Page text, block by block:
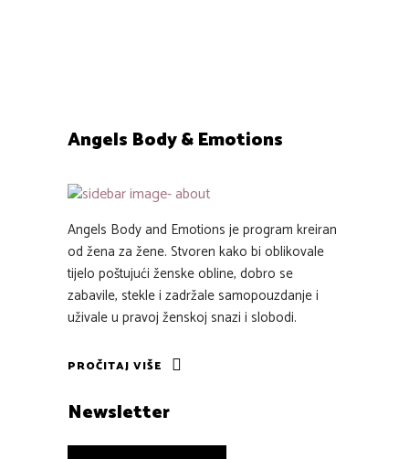
Angels Body & Emotions
Angels Body and Emotions je program kreiran
od žena za žene. Stvoren kako bi oblikovale
tijelo poštujući ženske obline, dobro se
zabavile, stekle i zadržale samopouzdanje i
uživale u pravoj ženskoj snazi i slobodi.
PROČITAJ VIŠE
Newsletter